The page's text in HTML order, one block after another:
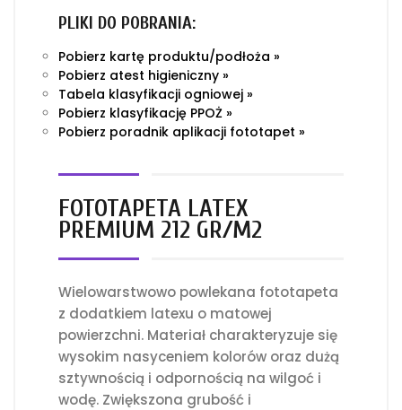
PLIKI DO POBRANIA:
Pobierz kartę produktu/podłoża »
Pobierz atest higieniczny »
Tabela klasyfikacji ogniowej »
Pobierz klasyfikację PPOŻ »
Pobierz poradnik aplikacji fototapet »
FOTOTAPETA LATEX
PREMIUM 212 GR/M2
Wielowarstwowo powlekana fototapeta
z dodatkiem latexu o matowej
powierzchni. Materiał charakteryzuje się
wysokim nasyceniem kolorów oraz dużą
sztywnością i odpornością na wilgoć i
wodę. Zwiększona grubość i